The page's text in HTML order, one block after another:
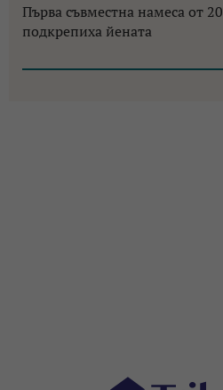
Първа съвместна намеса от
подкрепиха йената